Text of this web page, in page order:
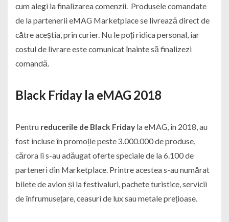
cum alegi la finalizarea comenzii. Produsele comandate
de la partenerii eMAG Marketplace se livrează direct de
către aceștia, prin curier. Nu le poți ridica personal, iar
costul de livrare este comunicat înainte să finalizezi
comandă.
Black Friday la eMAG 2018
Pentru reducerile de Black Friday la eMAG, în 2018, au
fost incluse în promoție peste 3.000.000 de produse,
cărora li s-au adăugat oferte speciale de la 6.100 de
parteneri din Marketplace. Printre acestea s-au numărat
bilete de avion și la festivaluri, pachete turistice, servicii
de înfrumusețare, ceasuri de lux sau metale prețioase.